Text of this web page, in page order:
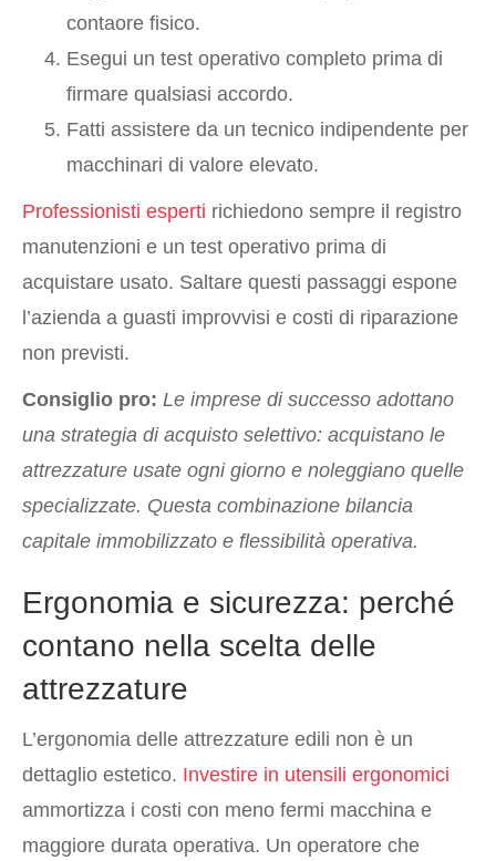
contaore fisico.
Esegui un test operativo completo prima di
firmare qualsiasi accordo.
Fatti assistere da un tecnico indipendente per
macchinari di valore elevato.
Professionisti esperti richiedono sempre il registro
manutenzioni e un test operativo prima di
acquistare usato. Saltare questi passaggi espone
l’azienda a guasti improvvisi e costi di riparazione
non previsti.
Consiglio pro: Le imprese di successo adottano
una strategia di acquisto selettivo: acquistano le
attrezzature usate ogni giorno e noleggiano quelle
specializzate. Questa combinazione bilancia
capitale immobilizzato e flessibilità operativa.
Ergonomia e sicurezza: perché
contano nella scelta delle
attrezzature
L’ergonomia delle attrezzature edili non è un
dettaglio estetico. Investire in utensili ergonomici
ammortizza i costi con meno fermi macchina e
maggiore durata operativa. Un operatore che